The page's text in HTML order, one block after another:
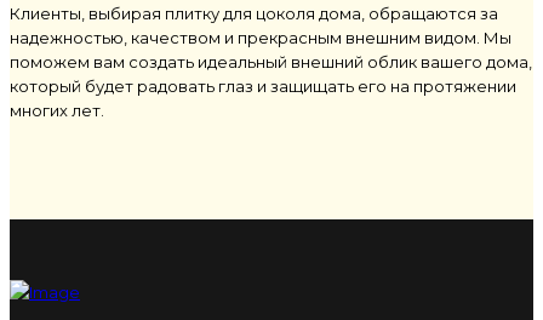
Клиенты, выбирая плитку для цоколя дома, обращаются за
надежностью, качеством и прекрасным внешним видом. Мы
поможем вам создать идеальный внешний облик вашего дома,
который будет радовать глаз и защищать его на протяжении
многих лет.